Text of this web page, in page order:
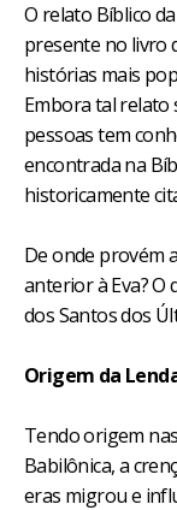
O relato Bíblico
presente no livro
histórias mais
Embora tal relato
pessoas tem
encontrada na
historicamente
De onde provém
anterior à Eva? O
dos Santos dos
Origem da
Tendo origem
Babilônica, a
eras migrou e